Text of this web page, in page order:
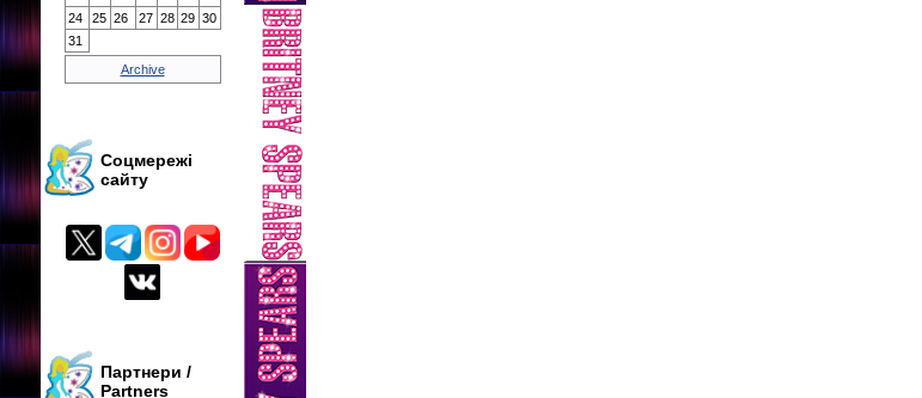
24
25 26 27 28 29 30
31
Archive
Соцмережі
сайту
Партнери /
Partners